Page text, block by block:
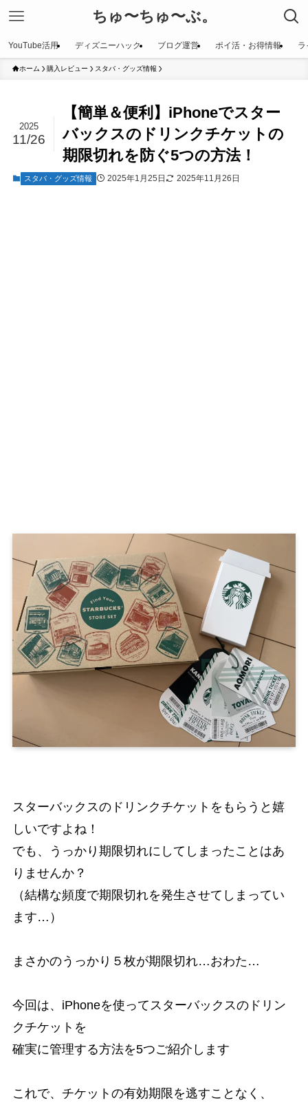
ちゅ〜ちゅ〜ぶ。
YouTube活用 ディズニーハック ブログ運営 ポイ活・お得情報
ホーム 購入レビュー スタバ・グッズ情報
【簡単＆便利】iPhoneでスター
バックスのドリンクチケットの
期限切れを防ぐ5つの方法！
2025
11/26
スタバ・グッズ情報 2025年1月25日 2025年11月26日
スターバックスのドリンクチケットをもらうと嬉
しいですよね！
でも、うっかり期限切れにしてしまったことはあ
りませんか？
（結構な頻度で期限切れを発生させてしまってい
ます…）
まさかのうっかり５枚が期限切れ…おわた…
今回は、iPhoneを使ってスターバックスのドリン
クチケットを
確実に管理する方法を5つご紹介します
これで、チケットの有効期限を逃すことなく、